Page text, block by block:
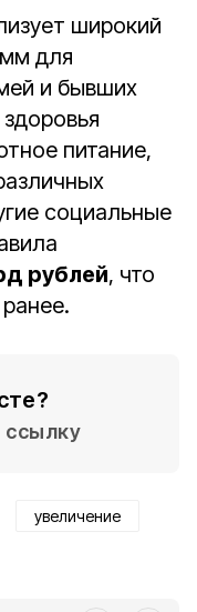
широкий
для
и бывших
питание,
социальные
рублей, что
ссылку
увеличение